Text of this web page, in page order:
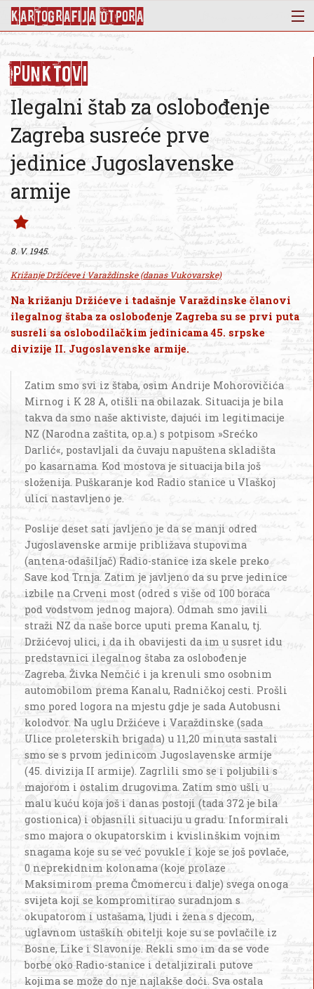
KArtoGrAFIJA OTPorA
Punktovi
Slojevi
Novosti
Publikacije
O nama
Punktovi
Ilegalni štab za oslobođenje
Zagreba susreće prve
jedinice Jugoslavenske
armije
8. V. 1945.
Križanje Držićeve i Varaždinske (danas Vukovarske)
Na križanju Držićeve i tadašnje Varaždinske članovi
ilegalnog štaba za oslobođenje Zagreba su se prvi puta
susreli sa oslobodilačkim jedinicama 45. srpske
divizije II. Jugoslavenske armije.
Zatim smo svi iz štaba, osim Andrije Mohorovičića
Mirnog i K 28 A, otišli na obilazak. Situacija je bila
takva da smo naše aktiviste, dajući im legitimacije
NZ (Narodna zaštita, op.a.) s potpisom »Srećko
Darlić«, postavljali da čuvaju napuštena skladišta
po kasarnama. Kod mostova je situacija bila još
složenija. Puškaranje kod Radio stanice u Vlaškoj
ulici nastavljeno je.
Poslije deset sati javljeno je da se manji odred
Jugoslavenske armije približava stupovima
(antena-odašiljač) Radio-stanice iza skele preko
Save kod Trnja. Zatim je javljeno da su prve jedinice
izbile na Crveni most (odred s više od 100 boraca
pod vodstvom jednog majora). Odmah smo javili
straži NZ da naše borce uputi prema Kanalu, tj.
Držićevoj ulici, i da ih obavijesti da im u susret idu
predstavnici ilegalnog štaba za oslobođenje
Zagreba. Živka Nemčić i ja krenuli smo osobnim
automobilom prema Kanalu, Radničkoj cesti. Prošli
smo pored logora na mjestu gdje je sada Autobusni
kolodvor. Na uglu Držićeve i Varaždinske (sada
Ulice proleterskih brigada) u 11,20 minuta sastali
smo se s prvom jedinicom Jugoslavenske armije
(45. divizija II armije). Zagrlili smo se i poljubili s
majorom i ostalim drugovima. Zatim smo ušli u
malu kuću koja još i danas postoji (tada 372 je bila
gostionica) i objasnili situaciju u gradu. Informirali
smo majora o okupatorskim i kvislinškim vojnim
snagama koje su se već povukle i koje se još povlače,
0 neprekidnim kolonama (koje prolaze
Maksimirom prema Čmomercu i dalje) svega onoga
svijeta koji se kompromitirao suradnjom s
okupatorom i ustašama, ljudi i žena s djecom,
uglavnom ustaških obitelji koje su se povlačile iz
Bosne, Like i Slavonije. Rekli smo im da se vode
borbe oko Radio-stanice i detaljizirali putove
kojima se može do nje najlakše doći. Sva ostala